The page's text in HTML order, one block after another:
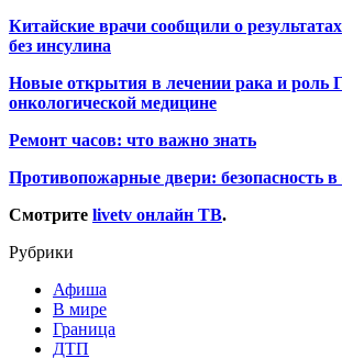
Китайские врачи сообщили о
без инсулина
Новые открытия в лечении рака и роль
онкологической медицине
Ремонт часов: что важно знать
Противопожарные двери: безопасность в
Смотрите livetv онлайн ТВ.
Рубрики
Афиша
В мире
Граница
ДТП